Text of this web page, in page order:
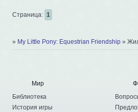
Страница: 1
» My Little Pony: Equestrian Friendship »
Мир
Библиотека
История игры